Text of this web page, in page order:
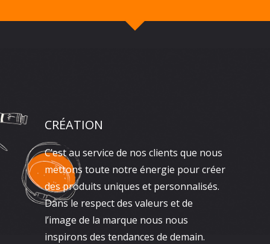
CRÉATION
C’est au service de nos clients que nous
mettons toute notre énergie pour créer
des produits uniques et personnalisés.
Dans le respect des valeurs et de
l’image de la marque nous nous
inspirons des tendances de demain.